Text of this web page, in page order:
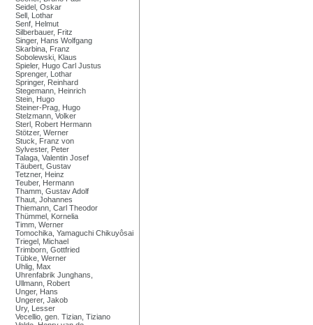
Seidel, Oskar
Sell, Lothar
Senf, Helmut
Silberbauer, Fritz
Singer, Hans Wolfgang
Skarbina, Franz
Sobolewski, Klaus
Spieler, Hugo Carl Justus
Sprenger, Lothar
Springer, Reinhard
Stegemann, Heinrich
Stein, Hugo
Steiner-Prag, Hugo
Stelzmann, Volker
Sterl, Robert Hermann
Stötzer, Werner
Stuck, Franz von
Sylvester, Peter
Talaga, Valentin Josef
Täubert, Gustav
Tetzner, Heinz
Teuber, Hermann
Thamm, Gustav Adolf
Thaut, Johannes
Thiemann, Carl Theodor
Thümmel, Kornelia
Timm, Werner
Tomochika, Yamaguchi Chikuyôsai
Triegel, Michael
Trimborn, Gottfried
Tübke, Werner
Uhlig, Max
Uhrenfabrik Junghans,
Ullmann, Robert
Unger, Hans
Ungerer, Jakob
Ury, Lesser
Vecellio, gen. Tizian, Tiziano